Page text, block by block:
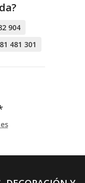
904
481 301